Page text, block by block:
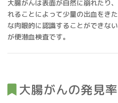
大腸がんは表面が自然に崩れたり
れることによって少量の出血をき
な肉眼的に認識することができな
が便潜血検査です。
大腸がんの発見率